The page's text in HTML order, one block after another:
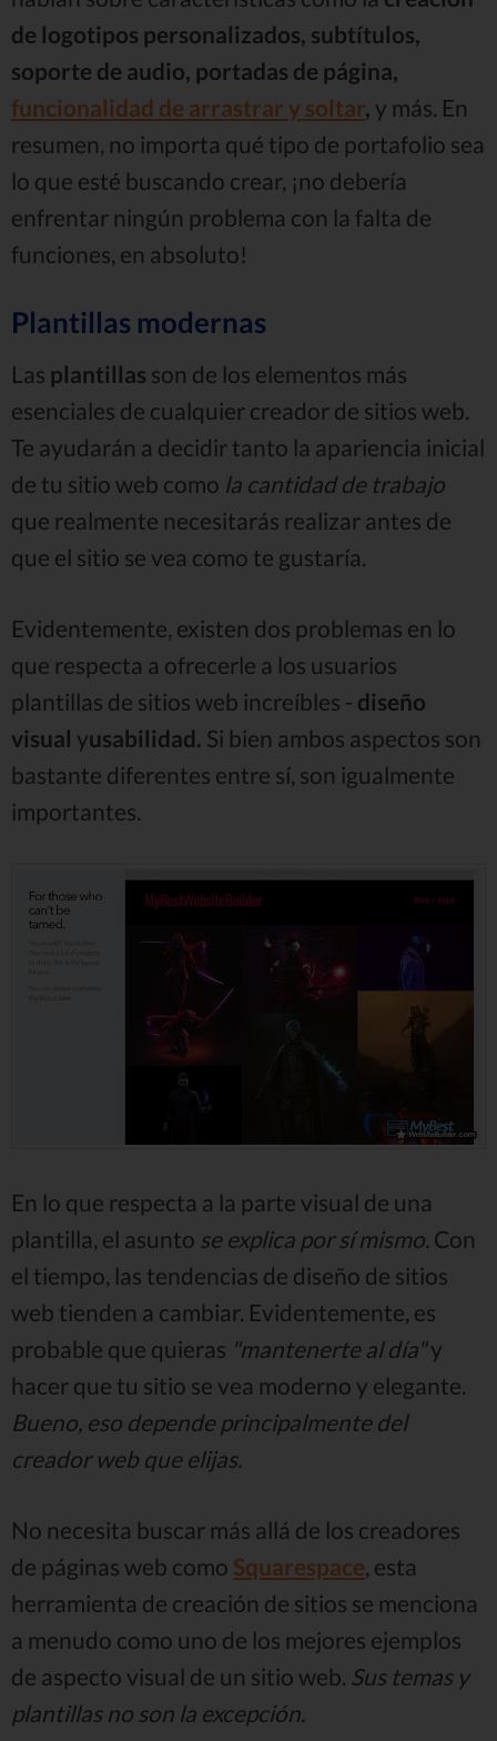
de logotipos personalizados, subtítulos,
soporte de audio, portadas de página,
funcionalidad de arrastrar y soltar, y más. En
resumen, no importa qué tipo de portafolio sea
lo que esté buscando crear, ¡no debería
enfrentar ningún problema con la falta de
funciones, en absoluto!
Plantillas modernas
Las plantillas son de los elementos más
esenciales de cualquier creador de sitios web.
Te ayudarán a decidir tanto la apariencia inicial
de tu sitio web como la cantidad de trabajo
que realmente necesitarás realizar antes de
que el sitio se vea como te gustaría.
Evidentemente, existen dos problemas en lo
que respecta a ofrecerle a los usuarios
plantillas de sitios web increíbles - diseño
visual yusabilidad. Si bien ambos aspectos son
bastante diferentes entre sí, son igualmente
importantes.
En lo que respecta a la parte visual de una
plantilla, el asunto se explica por sí mismo. Con
el tiempo, las tendencias de diseño de sitios
web tienden a cambiar. Evidentemente, es
probable que quieras "mantenerte al día"y
hacer que tu sitio se vea moderno y elegante.
Bueno, eso depende principalmente del
creador web que elijas.
No necesita buscar más allá de los creadores
de páginas web como Squarespace, esta
herramienta de creación de sitios se menciona
a menudo como uno de los mejores ejemplos
de aspecto visual de un sitio web. Sus temas y
plantillas no son la excepción.